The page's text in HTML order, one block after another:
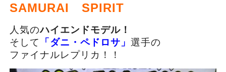
SAMURAI SPIRIT
人気のハイエンドモデル！
そして
「ダニ・ペドロサ」 選手の
ファイナルレプリカ！！